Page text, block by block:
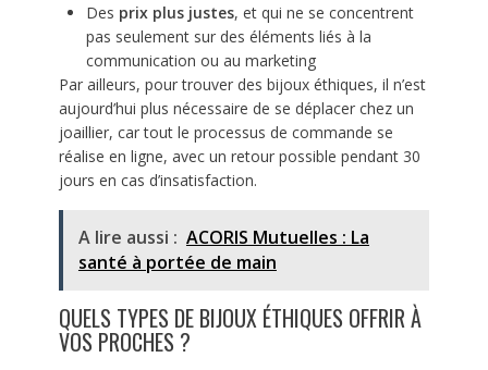
Des prix plus justes, et qui ne se concentrent
pas seulement sur des éléments liés à la
communication ou au marketing
Par ailleurs, pour trouver des bijoux éthiques, il n’est
aujourd’hui plus nécessaire de se déplacer chez un
joaillier, car tout le processus de commande se
réalise en ligne, avec un retour possible pendant 30
jours en cas d’insatisfaction.
A lire aussi : ACORIS Mutuelles : La
santé à portée de main
QUELS TYPES DE BIJOUX ÉTHIQUES OFFRIR À
VOS PROCHES ?